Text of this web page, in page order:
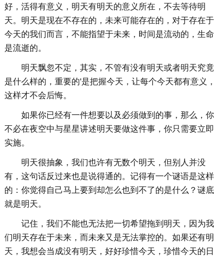
好，活得有意义，明天有明天的意义所在，不去等待明
天。明天是现在不存在的，未来可能存在的，对于存在于
今天的我们而言，不能指望于未来，时间是流动的，生命
是流逝的。
明天飘忽不定，其实，不管有没有明天或者明天究竟
是什么样的，重要的'是把握今天，让每个今天都有意义，
这样才不会后悔。
如果你已经有一件想要以及必须做到的事，那么，你
不必在夜空中与星星讲述明天要做这件事，你只需要立即
实施。
明天很抽象，我们也许有无数个明天，但别人并没
有，这句话反过来也是说得通的。记得有一个谜语是这样
的：你觉得自己马上要到却怎么也到不了的是什么？谜底
就是明天。
记住，我们不能也无法把一切希望拖到明天，因为我
们明天存在于未来，而未来又是无法掌控的。如果还有明
天，我想会当成没有明天，好好珍惜今天，珍惜今天的日